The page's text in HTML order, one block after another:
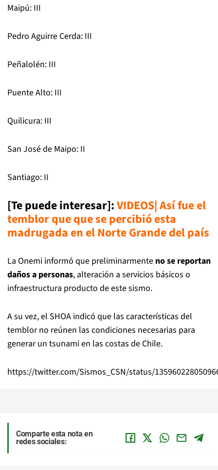
Maipú: III
Pedro Aguirre Cerda: III
Peñalolén: III
Puente Alto: III
Quilicura: III
San José de Maipo: II
Santiago: II
[Te puede interesar]:VIDEOS| Así fue el
temblor que que se percibió esta
madrugada en el Norte Grande del país
La Onemi informó que preliminarmente no se reportan
daños a personas, alteración a servicios básicos o
infraestructura producto de este sismo.
A su vez, el SHOA indicó que las características del
temblor no reúnen las condiciones necesarias para
generar un tsunami en las costas de Chile.
https://twitter.com/Sismos_CSN/status/
Comparte esta nota en
redes sociales: